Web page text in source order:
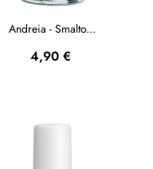
Andreia - Smalto...
Prezzo
4,90 €